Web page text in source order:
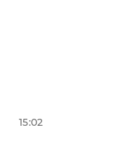
15:02